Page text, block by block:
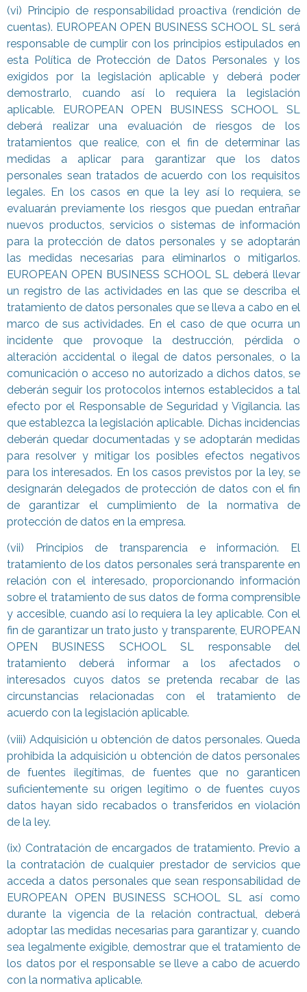
(vi) Principio de responsabilidad proactiva (rendición de
cuentas). EUROPEAN OPEN BUSINESS SCHOOL SL será
responsable de cumplir con los principios estipulados en
esta Política de Protección de Datos Personales y los
exigidos por la legislación aplicable y deberá poder
demostrarlo, cuando así lo requiera la legislación
aplicable. EUROPEAN OPEN BUSINESS SCHOOL SL
deberá realizar una evaluación de riesgos de los
tratamientos que realice, con el fin de determinar las
medidas a aplicar para garantizar que los datos
personales sean tratados de acuerdo con los requisitos
legales. En los casos en que la ley así lo requiera, se
evaluarán previamente los riesgos que puedan entrañar
nuevos productos, servicios o sistemas de información
para la protección de datos personales y se adoptarán
las medidas necesarias para eliminarlos o mitigarlos.
EUROPEAN OPEN BUSINESS SCHOOL SL deberá llevar
un registro de las actividades en las que se describa el
tratamiento de datos personales que se lleva a cabo en el
marco de sus actividades. En el caso de que ocurra un
incidente que provoque la destrucción, pérdida o
alteración accidental o ilegal de datos personales, o la
comunicación o acceso no autorizado a dichos datos, se
deberán seguir los protocolos internos establecidos a tal
efecto por el Responsable de Seguridad y Vigilancia. las
que establezca la legislación aplicable. Dichas incidencias
deberán quedar documentadas y se adoptarán medidas
para resolver y mitigar los posibles efectos negativos
para los interesados. En los casos previstos por la ley, se
designarán delegados de protección de datos con el fin
de garantizar el cumplimiento de la normativa de
protección de datos en la empresa.
(vii) Principios de transparencia e información. El
tratamiento de los datos personales será transparente en
relación con el interesado, proporcionando información
sobre el tratamiento de sus datos de forma comprensible
y accesible, cuando así lo requiera la ley aplicable. Con el
fin de garantizar un trato justo y transparente, EUROPEAN
OPEN BUSINESS SCHOOL SL responsable del
tratamiento deberá informar a los afectados o
interesados cuyos datos se pretenda recabar de las
circunstancias relacionadas con el tratamiento de
acuerdo con la legislación aplicable.
(viii) Adquisición u obtención de datos personales. Queda
prohibida la adquisición u obtención de datos personales
de fuentes ilegítimas, de fuentes que no garanticen
suficientemente su origen legítimo o de fuentes cuyos
datos hayan sido recabados o transferidos en violación
de la ley.
(ix) Contratación de encargados de tratamiento. Previo a
la contratación de cualquier prestador de servicios que
acceda a datos personales que sean responsabilidad de
EUROPEAN OPEN BUSINESS SCHOOL SL así como
durante la vigencia de la relación contractual, deberá
adoptar las medidas necesarias para garantizar y, cuando
sea legalmente exigible, demostrar que el tratamiento de
los datos por el responsable se lleve a cabo de acuerdo
con la normativa aplicable.